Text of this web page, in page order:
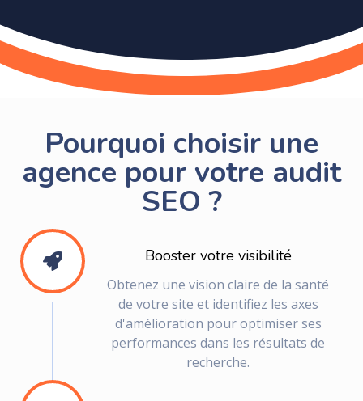
Pourquoi choisir une
agence pour votre audit
SEO ?
Booster votre visibilité
Obtenez une vision claire de la santé
de votre site et identifiez les axes
d'amélioration pour optimiser ses
performances dans les résultats de
recherche.